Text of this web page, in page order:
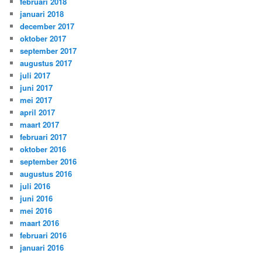
januari 2018
december 2017
oktober 2017
september 2017
augustus 2017
juli 2017
juni 2017
mei 2017
april 2017
maart 2017
februari 2017
oktober 2016
september 2016
augustus 2016
juli 2016
juni 2016
mei 2016
maart 2016
februari 2016
januari 2016